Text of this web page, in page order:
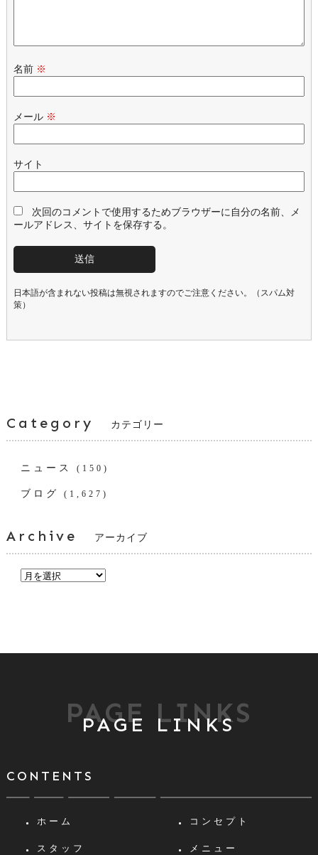
名前 ※
メール ※
サイト
次回のコメントで使用するためブラウザーに自分の名前、メ
ールアドレス、サイトを保存する。
日本語が含まれない投稿は無視されますのでご注意ください。（スパム対
策）
Category カテゴリー
ニュース (150)
ブログ (1,627)
Archive アーカイブ
PAGE LINKS
PAGE LINKS
CONTENTS
ホーム コンセプト
スタッフ メニュー